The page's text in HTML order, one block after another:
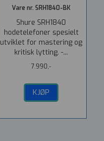
Vare nr. SRH1840-BK
Shure SRH1840
hodetelefoner spesielt
utviklet for mastering og
kritisk lytting. -...
7.990,-
KJØP